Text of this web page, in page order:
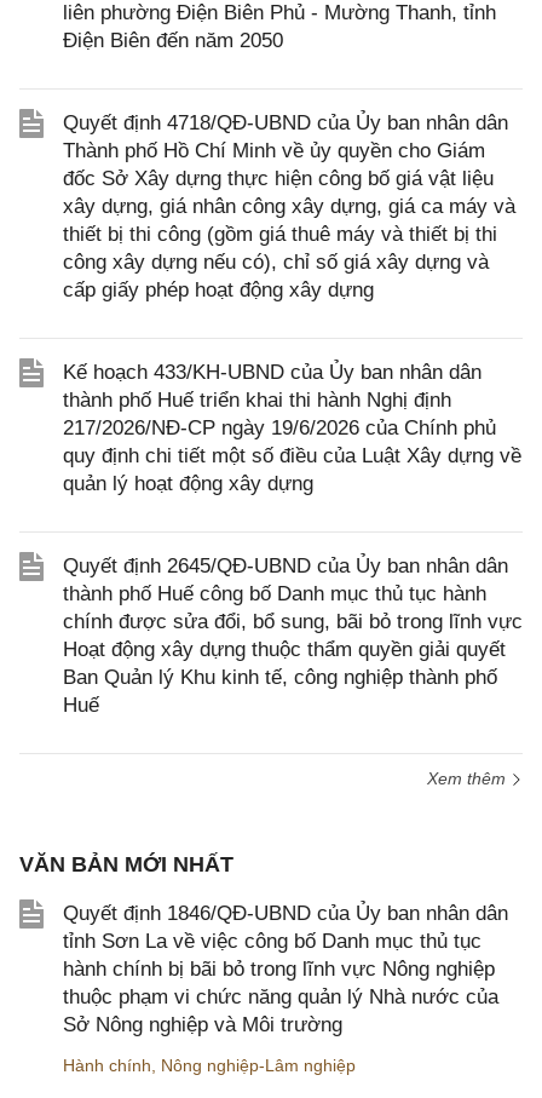
liên phường Điện Biên Phủ - Mường Thanh, tỉnh
Điện Biên đến năm 2050
Quyết định 4718/QĐ-UBND của Ủy ban nhân dân
Thành phố Hồ Chí Minh về ủy quyền cho Giám
đốc Sở Xây dựng thực hiện công bố giá vật liệu
xây dựng, giá nhân công xây dựng, giá ca máy và
thiết bị thi công (gồm giá thuê máy và thiết bị thi
công xây dựng nếu có), chỉ số giá xây dựng và
cấp giấy phép hoạt động xây dựng
Kế hoạch 433/KH-UBND của Ủy ban nhân dân
thành phố Huế triển khai thi hành Nghị định
217/2026/NĐ-CP ngày 19/6/2026 của Chính phủ
quy định chi tiết một số điều của Luật Xây dựng về
quản lý hoạt động xây dựng
Quyết định 2645/QĐ-UBND của Ủy ban nhân dân
thành phố Huế công bố Danh mục thủ tục hành
chính được sửa đổi, bổ sung, bãi bỏ trong lĩnh vực
Hoạt động xây dựng thuộc thẩm quyền giải quyết
Ban Quản lý Khu kinh tế, công nghiệp thành phố
Huế
Xem thêm
VĂN BẢN MỚI NHẤT
Quyết định 1846/QĐ-UBND của Ủy ban nhân dân
tỉnh Sơn La về việc công bố Danh mục thủ tục
hành chính bị bãi bỏ trong lĩnh vực Nông nghiệp
thuộc phạm vi chức năng quản lý Nhà nước của
Sở Nông nghiệp và Môi trường
Hành chính Nông nghiệp-Lâm nghiệp